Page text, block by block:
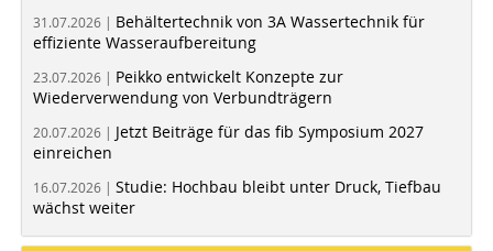
31.07.2026 | Behältertechnik von 3A Wassertechnik für
effiziente Wasseraufbereitung
23.07.2026 | Peikko entwickelt Konzepte zur
Wiederverwendung von Verbundträgern
20.07.2026 | Jetzt Beiträge für das fib Symposium 2027
einreichen
16.07.2026 | Studie: Hochbau bleibt unter Druck, Tiefbau
wächst weiter